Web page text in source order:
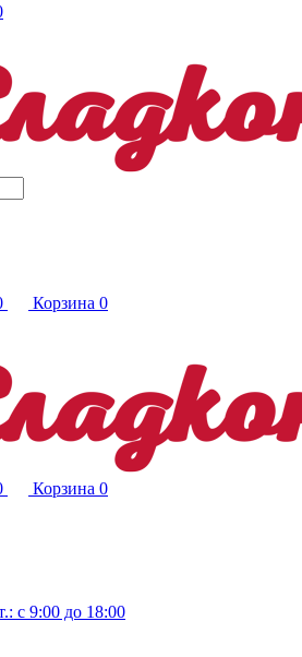
Корзина 0
Корзина 0
с 9:00 до 18:00